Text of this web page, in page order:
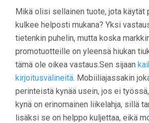
Mikä olisi sellainen tuote, jota käytät
kulkee helposti mukana? Yksi
tietenkin puhelin, mutta koska
promotuotteille on yleensä hiukan
tämä ole oikea vastaus.Sen sijaan
kirjoitusvälineitä. Mobiiliajassakin
perinteistä kynää usein, jos ei
kynä on erinomainen liikelahja, sillä
lisäksi se on helppo kuljettaa, eikä